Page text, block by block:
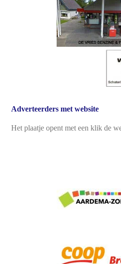
Adverteerders met website
Het plaatje opent met een klik de